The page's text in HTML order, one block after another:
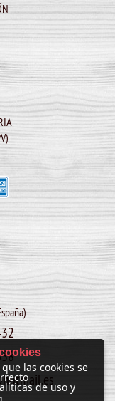
las cookies se
de uso y